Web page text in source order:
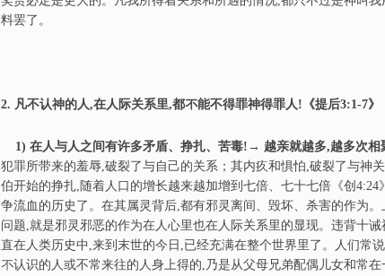
料罢了。
2. 凡不认神的人,在人际关系里,都不能不得罪神得罪人! 《提后3:1-7》
1) 在人与人之间有许多矛盾、挣扎、苦毒!→ 越亲就越多,越多次相
犯罪所带来的羞辱,破裂了与自己的关系；其内疚和惧怕,破裂了与神
伯开始的挣扎,随着人口的增长越来越加增到七倍、七十七倍《创
争流血的历史了。在其属灵背后,都有邪灵离间、毁坏、杀害的作为
问题,就是邪灵邪恶的作为在人心里也在人际关系里的显现。违背十
直在人类历史中,来到末世的今日,已经充满在整个世界里了。人们常
不认识的人或不常来往的人身上得的,乃是从父母兄弟配偶儿女和常